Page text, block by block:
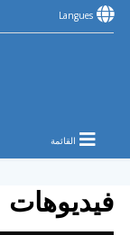
Langues
القائمة
فيديوهات